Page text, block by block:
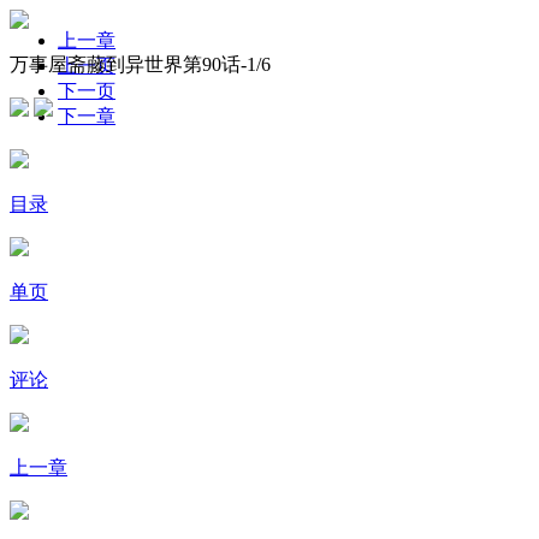
万事屋斋藤到异世界第90话-1/6
上一章
上一页
下一页
下一章
目录
单页
评论
上一章